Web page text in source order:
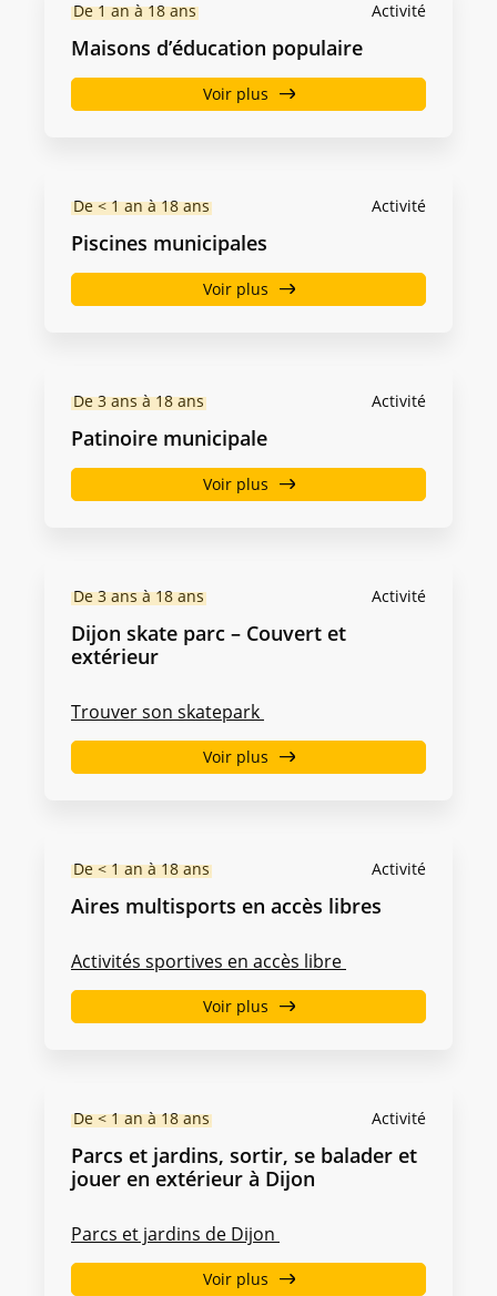
Activité
De 1 an à 18 ans
Maisons d’éducation populaire
Voir plus
Activité
De < 1 an à 18 ans
Piscines municipales
Voir plus
Activité
De 3 ans à 18 ans
Patinoire municipale
Voir plus
Activité
De 3 ans à 18 ans
Dijon skate parc – Couvert et
extérieur
Trouver son skatepark
Voir plus
Activité
De < 1 an à 18 ans
Aires multisports en accès libres
Activités sportives en accès libre
Voir plus
Activité
De < 1 an à 18 ans
Parcs et jardins, sortir, se balader et
jouer en extérieur à Dijon
Parcs et jardins de Dijon
Voir plus